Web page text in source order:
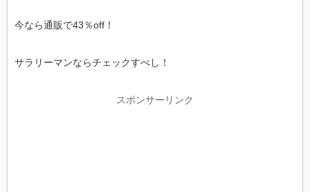
今なら通販で43％off！
サラリーマンならチェックすべし！
スポンサーリンク